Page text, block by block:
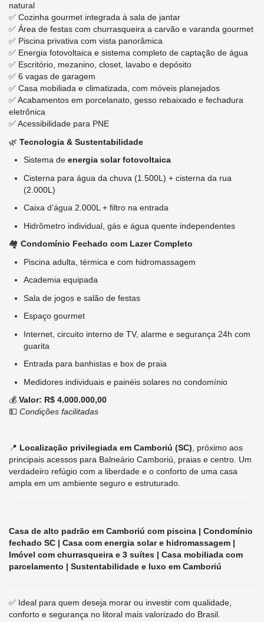
natural
✅ Cozinha gourmet integrada à sala de jantar
✅ Área de festas com churrasqueira a carvão e varanda gourmet
✅ Piscina privativa com vista panorâmica
✅ Energia fotovoltaica e sistema completo de captação de água
✅ Escritório, mezanino, closet, lavabo e depósito
✅ 6 vagas de garagem
✅ Casa mobiliada e climatizada, com móveis planejados
✅ Acabamentos em porcelanato, gesso rebaixado e fechadura
eletrônica
✅ Acessibilidade para PNE
🌿 Tecnologia & Sustentabilidade
Sistema de energia solar fotovoltaica
Cisterna para água da chuva (1.500L) + cisterna da rua
(2.000L)
Caixa d’água 2.000L + filtro na entrada
Hidrômetro individual, gás e água quente independentes
🏘️ Condomínio Fechado com Lazer Completo
Piscina adulta, térmica e com hidromassagem
Academia equipada
Sala de jogos e salão de festas
Espaço gourmet
Internet, circuito interno de TV, alarme e segurança 24h com
guarita
Entrada para banhistas e box de praia
Medidores individuais e painéis solares no condomínio
💰 Valor: R$ 4.000.000,00
💵 Condições facilitadas
📍 Localização privilegiada em Camboriú (SC) , próximo aos
principais acessos para Balneário Camboriú, praias e centro. Um
verdadeiro refúgio com a liberdade e o conforto de uma casa
ampla em um ambiente seguro e estruturado.
Casa de alto padrão em Camboriú com piscina | Condomínio
fechado SC | Casa com energia solar e hidromassagem |
Imóvel com churrasqueira e 3 suítes | Casa mobiliada com
parcelamento | Sustentabilidade e luxo em Camboriú
✅ Ideal para quem deseja morar ou investir com qualidade,
conforto e segurança no litoral mais valorizado do Brasil.